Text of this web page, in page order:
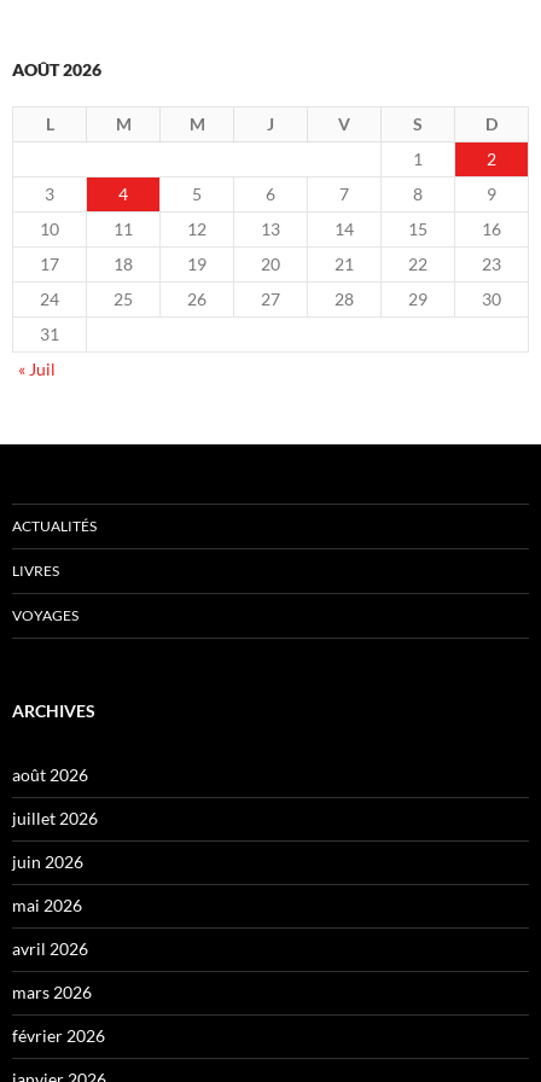
AOÛT 2026
L M M J V S
D
1
2
3
4 5 6 7 8
9
10
11 12 13 14 15
16
17
18 19 20 21 22
23
24
25 26 27 28 29
30
31
« Juil
ACTUALITÉS
LIVRES
VOYAGES
ARCHIVES
août 2026
juillet 2026
juin 2026
mai 2026
avril 2026
mars 2026
février 2026